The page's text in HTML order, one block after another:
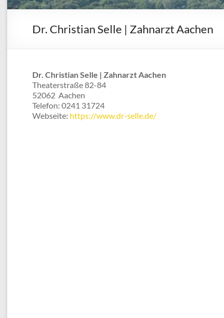
Dr. Christian Selle | Zahnarzt Aachen
Dr. Christian Selle | Zahnarzt Aachen
Theaterstraße 82-84
52062 Aachen
Telefon: 0241 31724
Webseite: https://www.dr-selle.de/